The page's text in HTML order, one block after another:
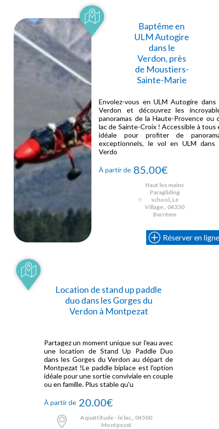
Baptême en
ULM Autogire
dans le
Verdon, près
de Moustiers-
Sainte-Marie
Envolez-vous en ULM Autogire dans
Verdon et découvrez les
panoramas de la Haute-Provence ou
lac de Sainte-Croix ! Accessible à tous
idéale pour profiter de
exceptionnels, le vol en ULM dans
Verdo
À partir de 85.00€
Haut les mains
Paragliding
school, Le
Village,, 04330
Barrême
Réserver en
Location de stand up paddle
duo dans les Gorges du
Verdon à Montpezat
Partagez un moment unique sur l'eau avec
une location de Stand Up Paddle Duo
dans les Gorges du Verdon au départ de
Montpezat !Le paddle biplace est l'option
idéale pour une sortie conviviale en couple
ou en famille. Plus stable qu'u
À partir de 20.00€
Aquattitude - le lac,, 04500
Montpezat